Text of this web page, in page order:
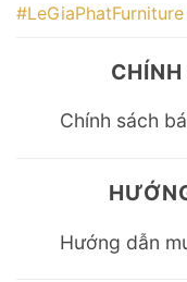
#LeGiaPhatFurniture
Chính sách
Hướng dẫn